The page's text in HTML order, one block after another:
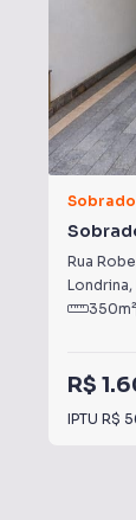
Sobrado
Rua
Londrina,
350m²
R$
IPTU R$